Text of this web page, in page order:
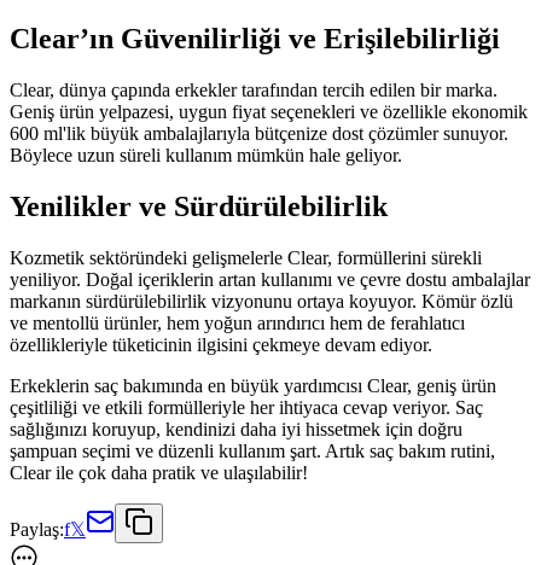
Clear’ın Güvenilirliği ve Erişilebilirliği
Clear, dünya çapında erkekler tarafından tercih edilen bir marka.
Geniş ürün yelpazesi, uygun fiyat seçenekleri ve özellikle ekonomik
600 ml'lik büyük ambalajlarıyla bütçenize dost çözümler sunuyor.
Böylece uzun süreli kullanım mümkün hale geliyor.
Yenilikler ve Sürdürülebilirlik
Kozmetik sektöründeki gelişmelerle Clear, formüllerini sürekli
yeniliyor. Doğal içeriklerin artan kullanımı ve çevre dostu ambalajlar
markanın sürdürülebilirlik vizyonunu ortaya koyuyor. Kömür özlü
ve mentollü ürünler, hem yoğun arındırıcı hem de ferahlatıcı
özellikleriyle tüketicinin ilgisini çekmeye devam ediyor.
Erkeklerin saç bakımında en büyük yardımcısı Clear, geniş ürün
çeşitliliği ve etkili formülleriyle her ihtiyaca cevap veriyor. Saç
sağlığınızı koruyup, kendinizi daha iyi hissetmek için doğru
şampuan seçimi ve düzenli kullanım şart. Artık saç bakım rutini,
Clear ile çok daha pratik ve ulaşılabilir!
Paylaş:f𝕏